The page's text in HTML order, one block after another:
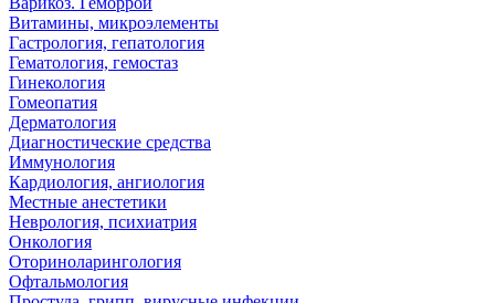
Витамины, микроэлементы
Гастрология, гепатология
Гематология, гемостаз
Гинекология
Гомеопатия
Дерматология
Диагностические средства
Иммунология
Кардиология, ангиология
Местные анестетики
Неврология, психиатрия
Онкология
Оториноларингология
Офтальмология